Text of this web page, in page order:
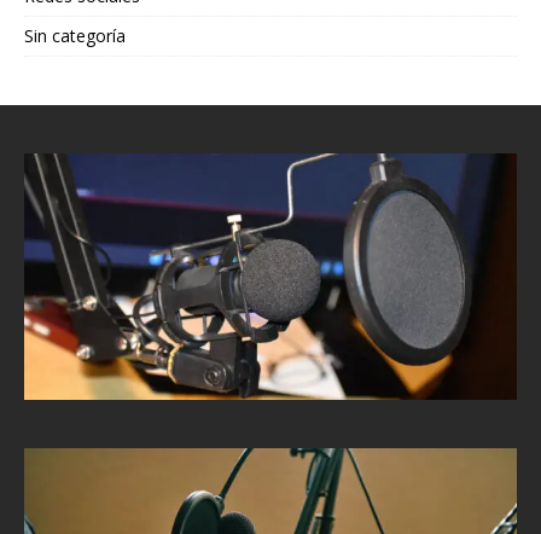
Sin categoría